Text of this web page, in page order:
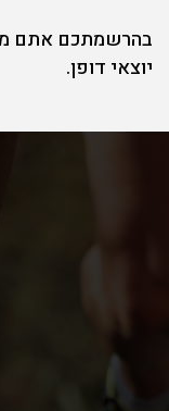
בהרשמתכם אתם
יוצאי דופן.